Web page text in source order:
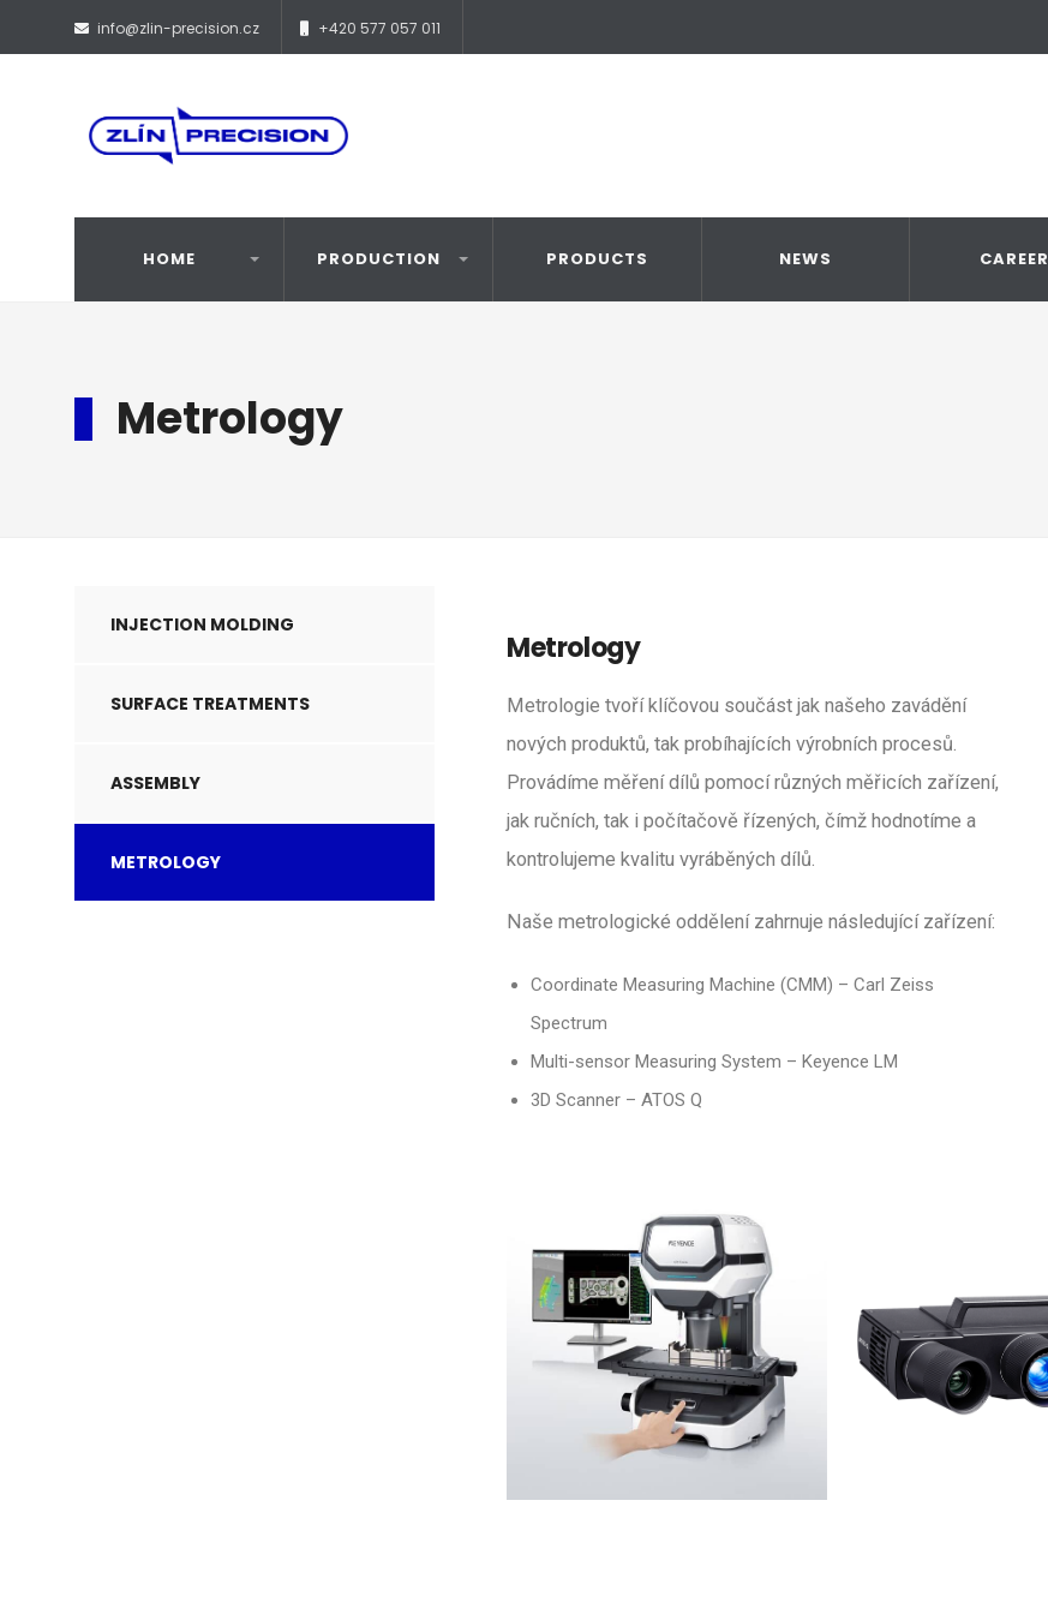
info@zlin-precision.cz +420 577 057 011
HOME PRODUCTION PRODUCTS NEWS CAREER
Metrology
Metrology
Metrologie tvoří klíčovou součást jak našeho zavádění
nových produktů, tak probíhajících výrobních procesů.
Provádíme měření dílů pomocí různých měřicích zařízení,
jak ručních, tak i počítačově řízených, čímž hodnotíme a
kontrolujeme kvalitu vyráběných dílů.
Naše metrologické oddělení zahrnuje následující zařízení:
Coordinate Measuring Machine (CMM) – Carl Zeiss
Spectrum
Multi-sensor Measuring System – Keyence LM
3D Scanner – ATOS Q
INJECTION MOLDING
SURFACE TREATMENTS
ASSEMBLY
METROLOGY